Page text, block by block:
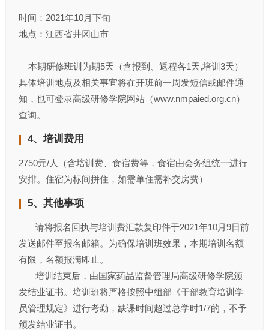
时间：2021年10月下旬
地点：江西省井冈山市
本期研修班训为期5天（含报到、返程各1天,培训3天）
具体培训地点及相关事宜将在开班前一周发短信或邮件通
知，也可登录高级研修学院网站（www.nmpaied.org.cn）
查询。
4、培训费用
2750元/人（含培训费、食宿费等，食宿由会务组统一进行
安排。住宿为标间拼住，如需单住需补交房费）
5、其他事项
请将报名回执与培训费汇款复印件于2021年10月9日前
发送邮件至报名邮箱。为确保培训班效果，本期培训名额
有限，名额报满即止。
培训结束后，由国家药品监督管理局高级研修学院颁
发结业证书。培训班将严格按照中组部《干部教育培训学
员管理规定》进行考勤，缺课时间超过总学时1/7的，不予
颁发结业证书。